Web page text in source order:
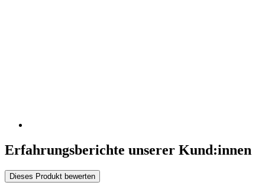
Erfahrungsberichte unserer Kund:innen
Dieses Produkt bewerten